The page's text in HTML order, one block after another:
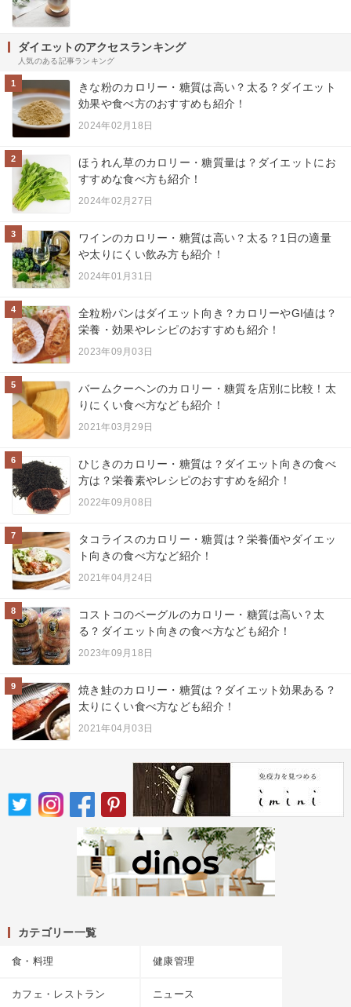
ダイエットのアクセスランキング
人気のある記事ランキング
1
きな粉のカロリー・糖質は高い？太る？ダイエット
効果や食べ方のおすすめも紹介！
2024年02月18日
2
ほうれん草のカロリー・糖質量は？ダイエットにお
すすめな食べ方も紹介！
2024年02月27日
3
ワインのカロリー・糖質は高い？太る？1日の適量
や太りにくい飲み方も紹介！
2024年01月31日
4
全粒粉パンはダイエット向き？カロリーやGI値は？
栄養・効果やレシピのおすすめも紹介！
2023年09月03日
5
バームクーヘンのカロリー・糖質を店別に比較！太
りにくい食べ方なども紹介！
2021年03月29日
6
ひじきのカロリー・糖質は？ダイエット向きの食べ
方は？栄養素やレシピのおすすめを紹介！
2022年09月08日
7
タコライスのカロリー・糖質は？栄養価やダイエッ
ト向きの食べ方など紹介！
2021年04月24日
8
コストコのベーグルのカロリー・糖質は高い？太
る？ダイエット向きの食べ方なども紹介！
2023年09月18日
9
焼き鮭のカロリー・糖質は？ダイエット効果ある？
太りにくい食べ方なども紹介！
2021年04月03日
カテゴリー一覧
食・料理 健康管理
カフェ・レストラン ニュース